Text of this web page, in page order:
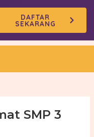
DAFTAR
SEKARANG
SMP 3